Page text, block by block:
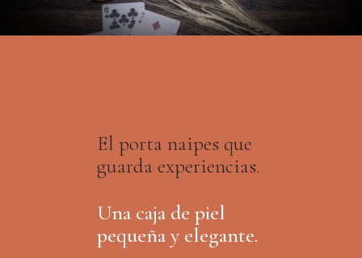
El porta naipes que
guarda experiencias.
Una caja de piel
pequeña y elegante.